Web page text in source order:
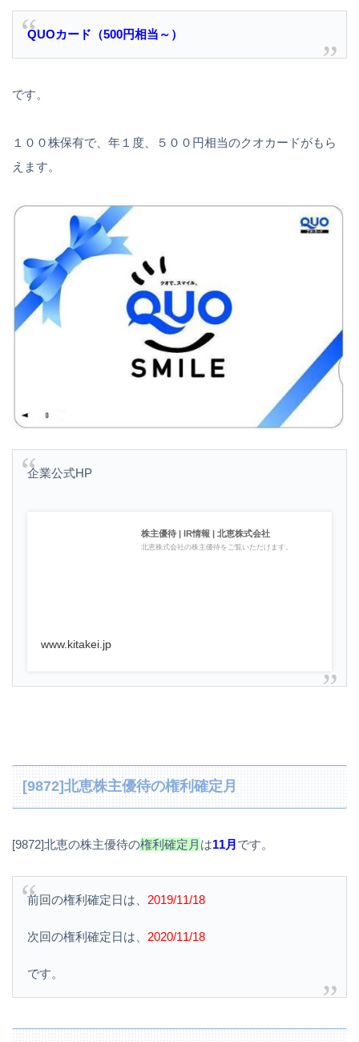
QUOカード（500円相当～）
です。
１００株保有で、年１度、５００円相当のクオカードがもら
えます。
企業公式HP
株主優待 | IR情報 | 北恵株式会社
北恵株式会社の株主優待をご覧いただけます。
www.kitakei.jp
[9872]北恵株主優待の権利確定月
[9872]北恵の株主優待の権利確定月 は11月 です。
前回の権利確定日は、 2019/11/18
次回の権利確定日は、 2020/11/18
です。